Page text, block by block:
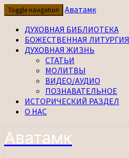
Перейти
к
содержимому
Toggle navigation
Аватамк
ДУХОВНАЯ БИБЛИОТЕКА
БОЖЕСТВЕННАЯ ЛИТУРГИЯ
ДУХОВНАЯ ЖИЗНЬ
СТАТЬИ
МОЛИТВЫ
ВИДЕО/АУДИО
ПОЗНАВАТЕЛЬНОЕ
ИСТОРИЧЕСКИЙ РАЗДЕЛ
О НАС
Аватамк